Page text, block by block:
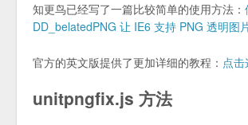
知更鸟已经写了一篇比较简单的使用方法：
DD_belatedPNG 让 IE6 支持 PNG 透明图
官方的英文版提供了更加详细的教程： 点击
unitpngfix.js 方法